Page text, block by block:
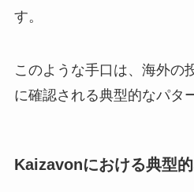
す。
このような手口は、海外の
に確認される典型的なパタ
Kaizavonにおける典型